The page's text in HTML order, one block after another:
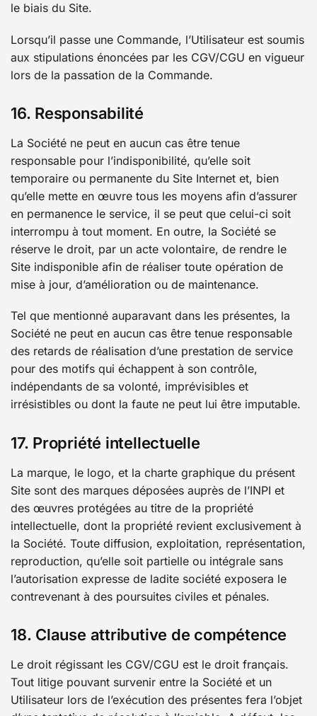
le biais du Site.
Lorsqu’il passe une Commande, l’Utilisateur est soumis
aux stipulations énoncées par les CGV/CGU en vigueur
lors de la passation de la Commande.
16. Responsabilité
La Société ne peut en aucun cas être tenue
responsable pour l’indisponibilité, qu’elle soit
temporaire ou permanente du Site Internet et, bien
qu’elle mette en œuvre tous les moyens afin d’assurer
en permanence le service, il se peut que celui-ci soit
interrompu à tout moment. En outre, la Société se
réserve le droit, par un acte volontaire, de rendre le
Site indisponible afin de réaliser toute opération de
mise à jour, d’amélioration ou de maintenance.
Tel que mentionné auparavant dans les présentes, la
Société ne peut en aucun cas être tenue responsable
des retards de réalisation d’une prestation de service
pour des motifs qui échappent à son contrôle,
indépendants de sa volonté, imprévisibles et
irrésistibles ou dont la faute ne peut lui être imputable.
17. Propriété intellectuelle
La marque, le logo, et la charte graphique du présent
Site sont des marques déposées auprès de l’INPI et
des œuvres protégées au titre de la propriété
intellectuelle, dont la propriété revient exclusivement à
la Société. Toute diffusion, exploitation, représentation,
reproduction, qu’elle soit partielle ou intégrale sans
l’autorisation expresse de ladite société exposera le
contrevenant à des poursuites civiles et pénales.
18. Clause attributive de compétence
Le droit régissant les CGV/CGU est le droit français.
Tout litige pouvant survenir entre la Société et un
Utilisateur lors de l’exécution des présentes fera l’objet